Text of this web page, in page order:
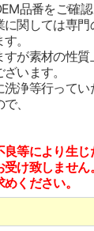
品番をご確認
に関しては専
。
が素材の性
います。
浄等行って
、
等により生
け致しません。
ください。